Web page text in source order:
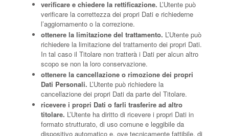
verificare e chiedere la rettificazione. L’Utente può
verificare la correttezza dei propri Dati e richiederne
l’aggiornamento o la correzione.
ottenere la limitazione del trattamento. L’Utente può
richiedere la limitazione del trattamento dei propri Dati.
In tal caso il Titolare non tratterà i Dati per alcun altro
scopo se non la loro conservazione.
ottenere la cancellazione o rimozione dei propri
Dati Personali. L’Utente può richiedere la
cancellazione dei propri Dati da parte del Titolare.
ricevere i propri Dati o farli trasferire ad altro
titolare. L’Utente ha diritto di ricevere i propri Dati in
formato strutturato, di uso comune e leggibile da
dispositivo automatico e, ove tecnicamente fattibile, di